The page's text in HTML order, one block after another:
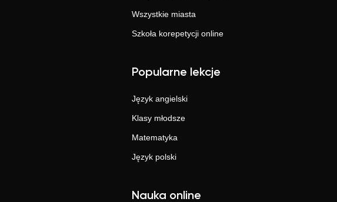
Wszystkie miasta
Szkoła korepetycji online
Popularne lekcje
Język angielski
Klasy młodsze
Matematyka
Język polski
Nauka online